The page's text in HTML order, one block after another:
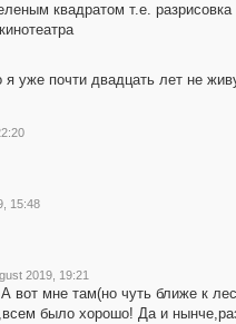
квадратом т.е. разрисовка
я уже почти двадцать лет не
15:48
2019, 19:21
вот мне там(но чуть ближе к
было хорошо! Да и